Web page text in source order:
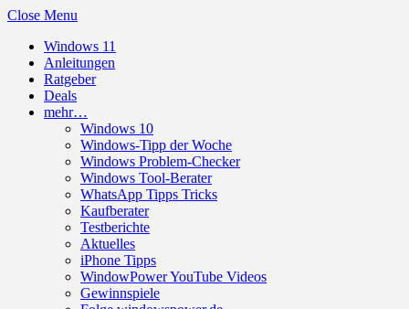
Close Menu
Windows 11
Anleitungen
Ratgeber
Deals
mehr…
Windows 10
Windows-Tipp der Woche
Windows Problem-Checker
Windows Tool-Berater
WhatsApp Tipps Tricks
Kaufberater
Testberichte
Aktuelles
iPhone Tipps
WindowPower YouTube Videos
Gewinnspiele